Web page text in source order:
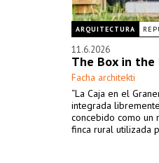
ARQUITECTURA
11.6.2026
The Box in the
Facha architekti
“La Caja en el
integrada
concebido como un
finca rural utilizada